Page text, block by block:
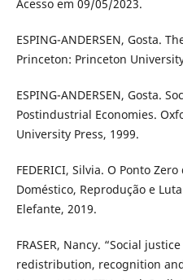
Acesso em 09/05/2023.
ESPING-ANDERSEN, Gosta.
Princeton: Princeton
ESPING-ANDERSEN, Gosta.
Postindustrial Economies.
University Press, 1999.
FEDERICI, Silvia. O Ponto
Doméstico, Reprodução e
Elefante, 2019.
FRASER, Nancy. “Social
redistribution, recognition